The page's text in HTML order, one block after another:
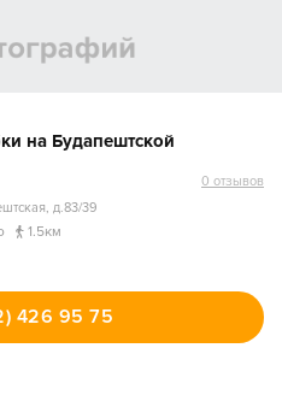
на Будапештской
0 отзывов
д.83/39
1.5км
426 95 75